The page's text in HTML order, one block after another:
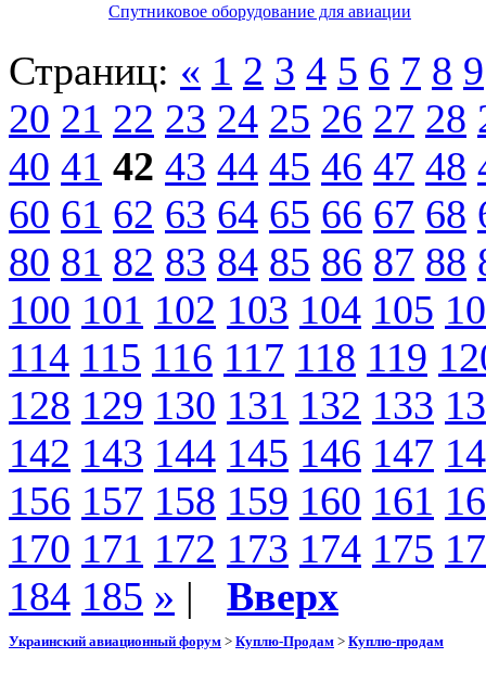
Спутниковое оборудование для авиации
Страниц: « 1 2 3 4 5 6 7 8 9
20 21 22 23 24 25 26 27 28
40 41 42 43 44 45 46 47 48
60 61 62 63 64 65 66 67 68
80 81 82 83 84 85 86 87 88
100 101 102 103 104 105
114 115 116 117 118 119
128 129 130 131 132 133
142 143 144 145 146 147
156 157 158 159 160 161
170 171 172 173 174 175
184 185 » | Вверх
Украинский авиационный форум > Куплю-Продам > Куплю-продам